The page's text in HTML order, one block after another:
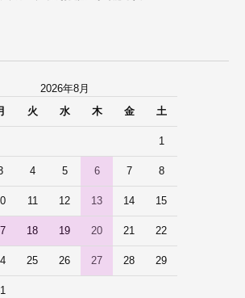
2026年8月
火 水 木 金 土
1
4 5 6 7 8
11 12 13 14 15
18 19 20 21 22
25 26 27 28 29